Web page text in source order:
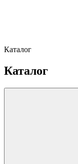
Каталог
Каталог